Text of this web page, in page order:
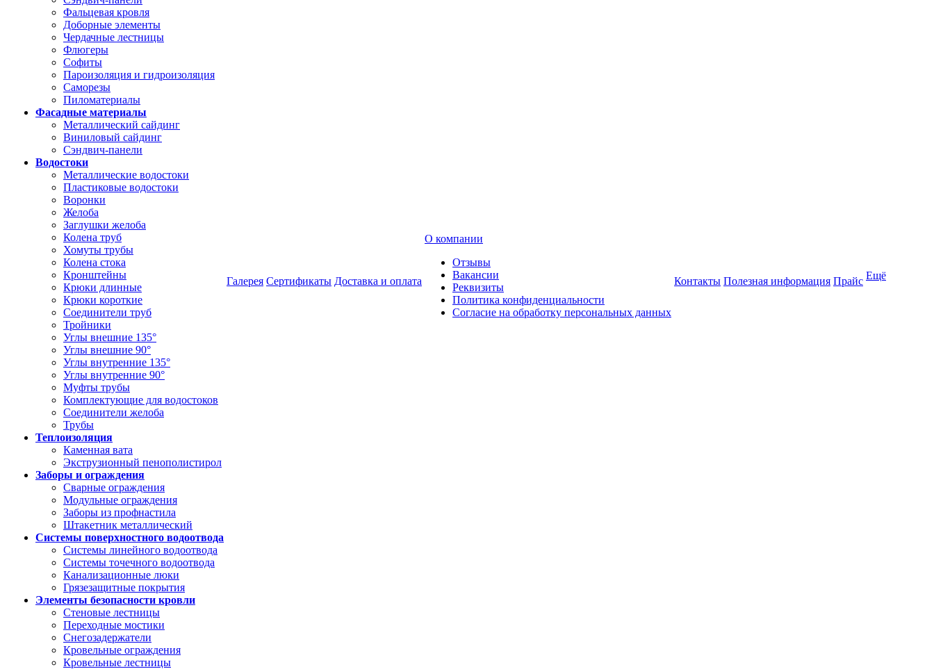
Фальцевая кровля
Доборные элементы
Чердачные лестницы
Флюгеры
Софиты
Пароизоляция и гидроизоляция
Саморезы
Пиломатериалы
Фасадные материалы
Металлический сайдинг
Виниловый сайдинг
Сэндвич-панели
Водостоки
Металлические водостоки
Пластиковые водостоки
Воронки
Желоба
Заглушки желоба
Колена труб
Хомуты трубы
Колена стока
Кронштейны
Крюки длинные
Крюки короткие
Соединители труб
Тройники
Углы внешние 135°
Углы внешние 90°
Углы внутренние 135°
Углы внутренние 90°
Муфты трубы
Комплектующие для водостоков
Соединители желоба
Трубы
Теплоизоляция
Каменная вата
Экструзионный пенополистирол
Заборы и ограждения
Сварные ограждения
Модульные ограждения
Заборы из профнастила
Штакетник металлический
Системы поверхностного водоотвода
Системы линейного водоотвода
Системы точечного водоотвода
Канализационные люки
Грязезащитные покрытия
Элементы безопасности кровли
Стеновые лестницы
Переходные мостики
Снегозадержатели
Кровельные ограждения
Кровельные лестницы
Галерея Сертификаты Доставка и оплата
О компании
Отзывы
Вакансии
Реквизиты
Политика конфиденциальности
Согласие на обработку персональных данных
Контакты Полезная информация Прайс Ещё